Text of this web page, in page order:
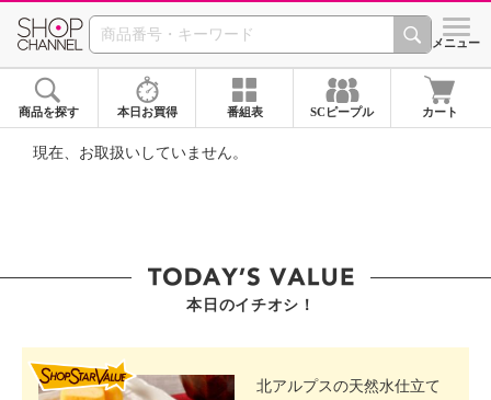
SHOP CHANNEL ショッ
メニュー
商品を探す 本日お買得 番組表 SCピープル カート
現在、お取扱いしていません。
本日のイチオシ！
北アルプスの天然水仕立て